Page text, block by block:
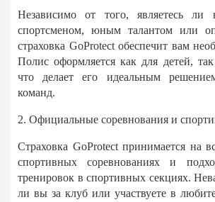
Независимо от того, являетесь
спортсменом, юным талантом или
страховка GoProtect обеспечит вам
Полис оформляется как для детей,
что делает его идеальным
команд.
2. Официальные соревнования и
Страховка GoProtect принимается на
спортивных соревнованиях и
тренировок в спортивных секциях.
ли вы за клуб или участвуете в